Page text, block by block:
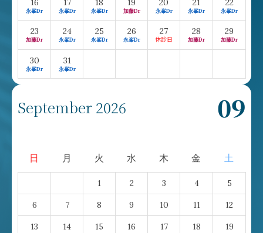
16
永峯Dr
17
永峯Dr
18
永峯Dr
19
加藤Dr
20
永峯Dr
21
永峯Dr
22
永峯Dr
23
加藤Dr
24
永峯Dr
25
永峯Dr
26
永峯Dr
27 28
加藤Dr
29
加藤Dr
30
永峯Dr
31
永峯Dr
September 2026 09
日 月 火 水 木 金 土
1 2 3 4 5
6 7 8 9 10 11 12
13 14 15 16 17 18 19